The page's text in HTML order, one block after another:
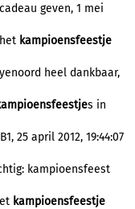
geven, 1 mei
kampioensfeestje
heel dankbaar,
s in
25 april 2012, 19:44:07
kampioensfeest
kampioensfeestje